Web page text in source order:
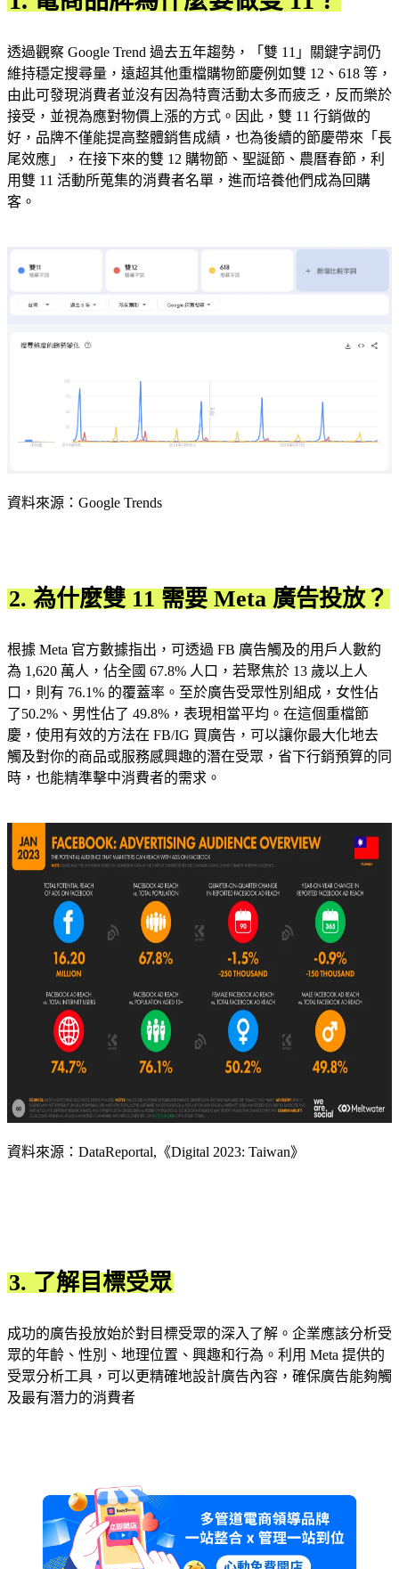
透過觀察 Google Trend 過去五年趨勢，「雙 11」關鍵字詞仍
維持穩定搜尋量，遠超其他重檔購物節慶例如雙 12、618 等，
由此可發現消費者並沒有因為特賣活動太多而疲乏，反而樂於
接受，並視為應對物價上漲的方式。因此，雙 11 行銷做的
好，品牌不僅能提高整體銷售成績，也為後續的節慶帶來「長
尾效應」，在接下來的雙 12 購物節、聖誕節、農曆春節，利
用雙 11 活動所蒐集的消費者名單，進而培養他們成為回購
客。
資料來源：Google Trends
2. 為什麼雙 11 需要 Meta 廣告投放？
根據 Meta 官方數據指出，可透過 FB 廣告觸及的用戶人數約
為 1,620 萬人，佔全國 67.8% 人口，若聚焦於 13 歲以上人
口，則有 76.1% 的覆蓋率。至於廣告受眾性別組成，女性佔
了50.2%、男性佔了 49.8%，表現相當平均。在這個重檔節
慶，使用有效的方法在 FB/IG 買廣告，可以讓你最大化地去
觸及對你的商品或服務感興趣的潛在受眾，省下行銷預算的同
時，也能精準擊中消費者的需求。
資料來源：DataReportal,《Digital 2023: Taiwan》
3. 了解目標受眾
成功的廣告投放始於對目標受眾的深入了解。企業應該分析受
眾的年齡、性別、地理位置、興趣和行為。利用 Meta 提供的
受眾分析工具，可以更精確地設計廣告內容，確保廣告能夠觸
及最有潛力的消費者